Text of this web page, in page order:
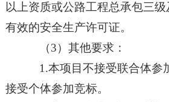
以上资质或公路工程总承包三
有效的安全生产许可证。
（3）其他要求：
1.本项目不接受联合体参
接受个体参加竞标。